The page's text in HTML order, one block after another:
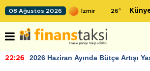
08 Ağustos 2026 26°
22:26 2026 Haziran Ayında Bütçe Artışı